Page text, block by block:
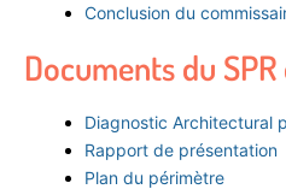
Conclusion du
Documents du
Diagnostic Architectural
Rapport de présentation
Plan du périmètre